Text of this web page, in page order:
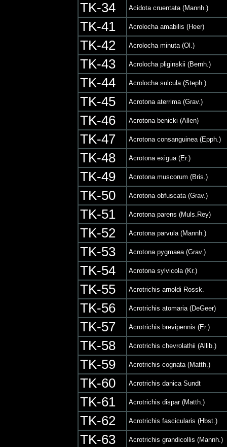
TK-34 Acidota cruentata (Mannh.)
TK-41 Acrolocha amabilis (Heer)
TK-42 Acrolocha minuta (Ol.)
TK-43 Acrolocha pliginskii (Bernh.)
TK-44 Acrolocha sulcula (Steph.)
TK-45 Acrotona aterrima (Grav.)
TK-46 Acrotona benicki (Allen)
TK-47 Acrotona consanguinea (Epph.)
TK-48 Acrotona exigua (Er.)
TK-49 Acrotona muscorum (Bris.)
TK-50 Acrotona obfuscata (Grav.)
TK-51 Acrotona parens (Muls.Rey)
TK-52 Acrotona parvula (Mannh.)
TK-53 Acrotona pygmaea (Grav.)
TK-54 Acrotona sylvicola (Kr.)
TK-55 Acrotrichis arnoldi Rossk.
TK-56 Acrotrichis atomaria (DeGeer)
TK-57 Acrotrichis brevipennis (Er.)
TK-58 Acrotrichis chevrolathii (Allib.)
TK-59 Acrotrichis cognata (Matth.)
TK-60 Acrotrichis danica Sundt
TK-61 Acrotrichis dispar (Matth.)
TK-62 Acrotrichis fascicularis (Hbst.)
TK-63 Acrotrichis grandicollis (Mannh.)